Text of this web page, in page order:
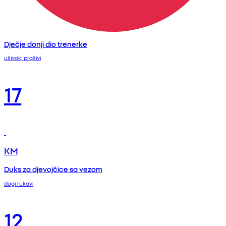
Dječje donji dio trenerke
ušivak, prošivi
17
KM
Duks za djevojčice sa vezom
dugi rukavi
12